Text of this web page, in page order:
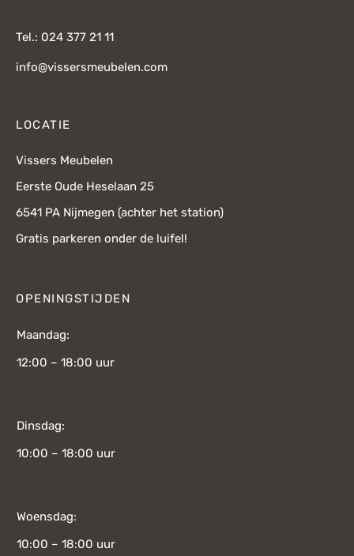
Tel.: 024 377 21 11
info@vissersmeubelen.com
LOCATIE
Vissers Meubelen
Eerste Oude Heselaan 25
6541 PA Nijmegen (achter het station)
Gratis parkeren onder de luifel!
OPENINGSTIJDEN
Maandag:
12:00 – 18:00 uur
Dinsdag:
10:00 – 18:00 uur
Woensdag:
10:00 – 18:00 uur